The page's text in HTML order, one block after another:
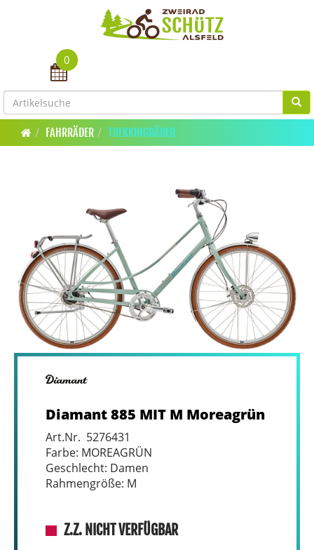
Toggle navigation
0
FAHRRÄDER TREKKINGRÄDER
Diamant 885 MIT M Moreagrün
Art.Nr. 5276431
Farbe: MOREAGRÜN
Geschlecht: Damen
Rahmengröße: M
Z.Z. NICHT VERFÜGBAR